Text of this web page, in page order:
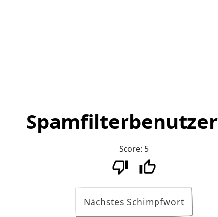
Spamfilterbenutzer
Score: 5
Nächstes Schimpfwort